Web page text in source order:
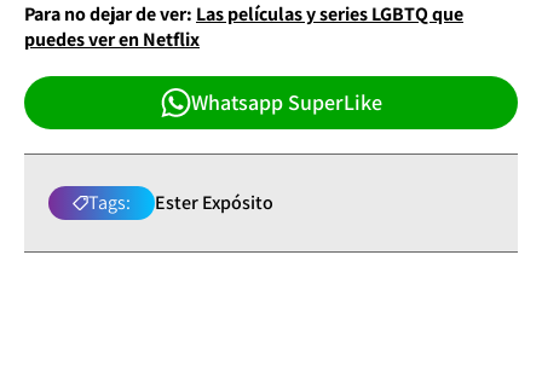
Para no dejar de ver: Las películas y series LGBTQ que
puedes ver en Netflix
Whatsapp SuperLike
Tags: Ester Expósito